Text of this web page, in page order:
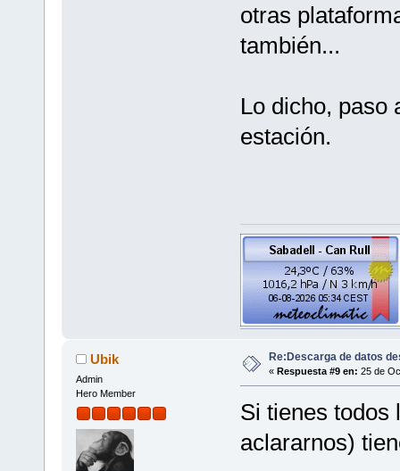
otras
también...
Lo dicho, paso
estación.
Ubik
Admin
Hero Member
Re:Descarga de datos
« Respuesta #9 en: 25 de
Si tienes todos
aclararnos)